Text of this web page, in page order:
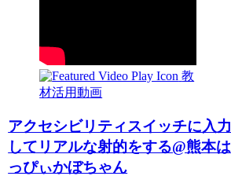
教
材活用動画
アクセシビリティスイッチに入力
してリアルな射的をする@熊本は
っぴぃかぼちゃん